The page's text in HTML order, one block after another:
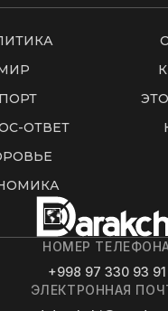
ОТВЕТ
НОМЕР
+998 97 330 93 91
ЭЛЕКТРОННАЯ